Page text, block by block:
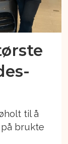
til å
brukte